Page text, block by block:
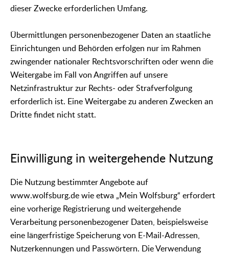
dieser Zwecke erforderlichen Umfang.
Übermittlungen personenbezogener Daten an staatliche
Einrichtungen und Behörden erfolgen nur im Rahmen
zwingender nationaler Rechtsvorschriften oder wenn die
Weitergabe im Fall von Angriffen auf unsere
Netzinfrastruktur zur Rechts- oder Strafverfolgung
erforderlich ist. Eine Weitergabe zu anderen Zwecken an
Dritte findet nicht statt.
Einwilligung in weitergehende Nutzung
Die Nutzung bestimmter Angebote auf
www.wolfsburg.de wie etwa „Mein Wolfsburg“ erfordert
eine vorherige Registrierung und weitergehende
Verarbeitung personenbezogener Daten, beispielsweise
eine längerfristige Speicherung von E-Mail-Adressen,
Nutzerkennungen und Passwörtern. Die Verwendung